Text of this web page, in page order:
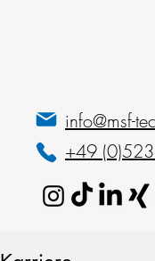
info@msf-
+49